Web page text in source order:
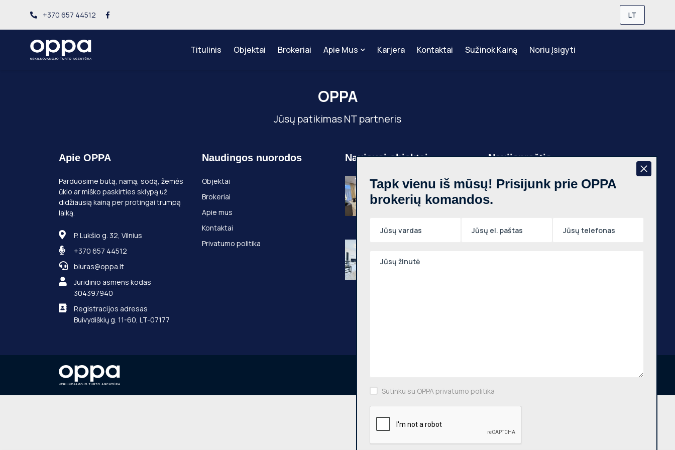
+370 657 44512 LT
Titulinis Objektai Brokeriai Apie Mus Karjera Kontaktai Sužinok Kainą Noriu Įsigyti
OPPA
Jūsų patikimas NT partneris
Apie OPPA
Parduosime butą, namą, sodą, žemės
ūkio ar miško paskirties sklypą už
didžiausią kainą per protingai trumpą
laiką.
P. Lukšio g. 32, Vilnius
+370 657 44512
biuras@oppa.lt
Juridinio asmens kodas
304397940
Registracijos adresas
Buivydiškių g. 11-60, LT-07177
Naudingos nuorodos
Objektai
Brokeriai
Apie mus
Kontaktai
Privatumo politika
Naujausi objektai
Nuomojamas 2
kambarių butas,
Pilaitė, Pilkalnio g.,
36m², 3 aukštas, €750
Pašilaičiai, Leičių g.,
Naujienraštis
Tapk vienu iš mūsų! Prisijunk prie OPPA
brokerių komandos.
Sutinku su OPPA privatumo politika